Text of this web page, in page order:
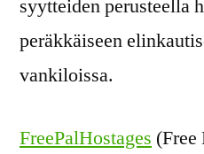
syytteiden perusteella
peräkkäiseen
vankiloissa.
FreePalHostages (Free